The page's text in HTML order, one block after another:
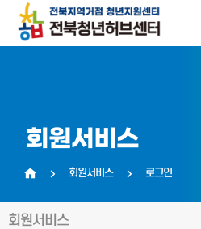
회원서비스
회원서비스 로그인
회원서비스